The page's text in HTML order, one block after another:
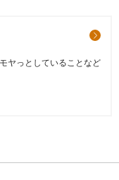
ヤっとしていることなど